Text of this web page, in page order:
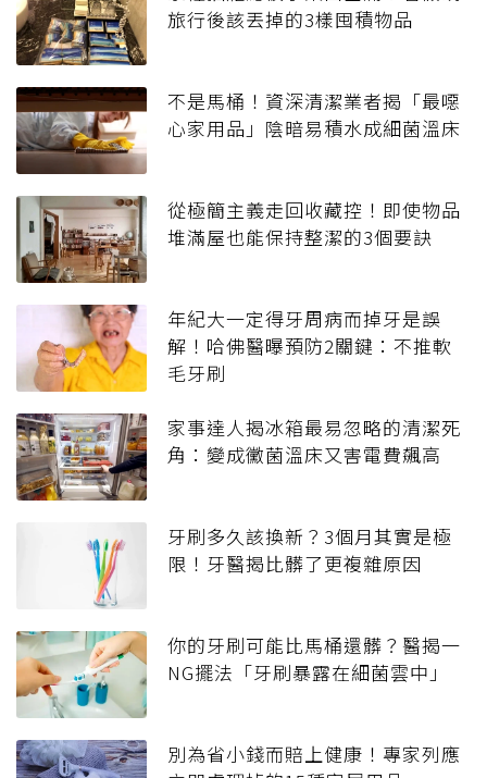
旅行後該丟掉的3樣囤積物品
不是馬桶！資深清潔業者揭「最噁
心家用品」陰暗易積水成細菌溫床
從極簡主義走回收藏控！即使物品
堆滿屋也能保持整潔的3個要訣
年紀大一定得牙周病而掉牙是誤
解！哈佛醫曝預防2關鍵：不推軟
毛牙刷
家事達人揭冰箱最易忽略的清潔死
角：變成黴菌溫床又害電費飆高
牙刷多久該換新？3個月其實是極
限！牙醫揭比髒了更複雜原因
你的牙刷可能比馬桶還髒？醫揭一
NG擺法「牙刷暴露在細菌雲中」
別為省小錢而賠上健康！專家列應